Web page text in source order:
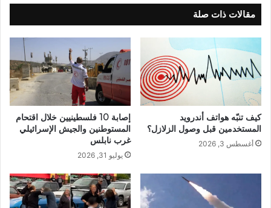
مقالات ذات صلة
كيف تنبّه هواتف أندرويد
المستخدمين قبل وصول الزلازل؟
أغسطس 3, 2026
إصابة 10 فلسطينيين خلال اقتحام
المستوطنين والجيش الإسرائيلي
غرب نابلس
يوليو 31, 2026